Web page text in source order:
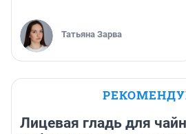
Татьяна Зарва
Лицевая гладь для